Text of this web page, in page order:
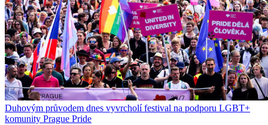
Duhovým průvodem dnes vyvrcholí festival na podporu LGBT+
komunity Prague Pride